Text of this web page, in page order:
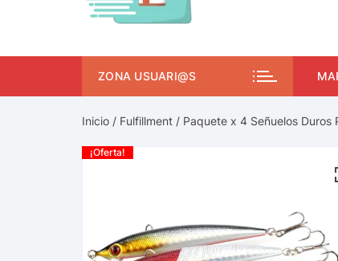
ZONA USUARI@S
Inicio / Fulfillment / Paquete x 4 Señuelos Duros
¡Oferta!